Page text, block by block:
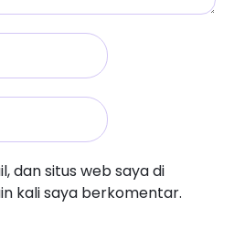
dan situs web saya di
kali saya berkomentar.